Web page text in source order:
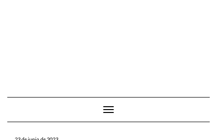
Cambiar modo de navegación